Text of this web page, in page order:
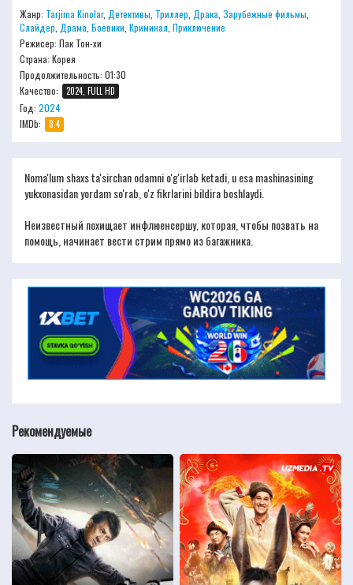
Жанр: Tarjima Kinolar, Детективы Триллер Драка Зарубежные фильмы
Слайдер Драма Боевики Криминал Приключение
Режисер: Пак Тон-хи
Страна: Корея
Продолжительность: 01:30
Качество:
2024, FULL HD
Год: 2024
IMDb:
8.4
Noma'lum shaxs ta'sirchan odamni o'g'irlab ketadi, u esa mashinasining
yukxonasidan yordam so'rab, o'z fikrlarini bildira boshlaydi.
Неизвестный похищает инфлюенсершу, которая, чтобы позвать на
помощь, начинает вести стрим прямо из багажника.
Рекомендуемые